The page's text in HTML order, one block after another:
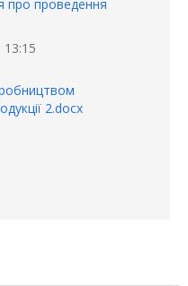
про проведення
13:15
2.docx